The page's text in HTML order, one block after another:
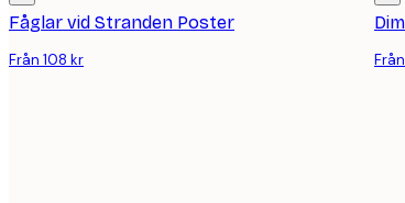
Fåglar vid Stranden Poster
Från 108 kr